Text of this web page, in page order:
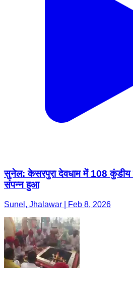
सुनेल: केसरपुरा देवधाम में 108 कुंडीय
संपन्न हुआ
Sunel, Jhalawar | Feb 8, 2026